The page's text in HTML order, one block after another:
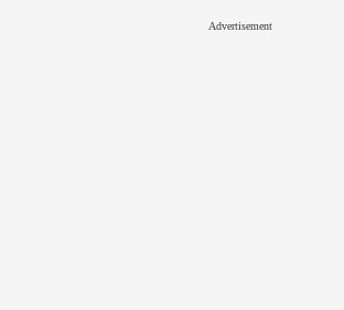
Advertisement